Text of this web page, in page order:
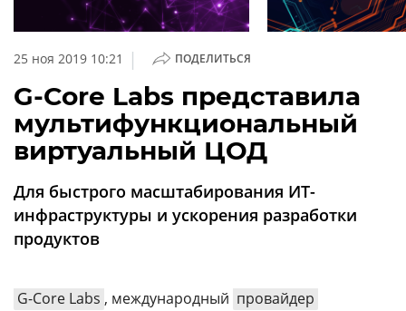
обзоры
кабинет
О
проекте
CNews
Аналитика
Конференции
Техника
25 ноя 2019 10:21 | ПОДЕЛИТЬСЯ
G-Core Labs представила
мультифункциональный
виртуальный ЦОД
Для быстрого масштабирования ИТ-
инфраструктуры и ускорения разработки
продуктов
G-Core Labs , международный провайдер